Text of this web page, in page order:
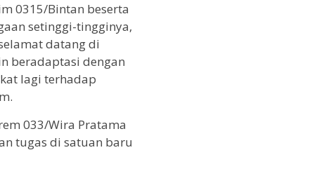
0315/Bintan beserta
setinggi-tingginya,
datang di
beradaptasi dengan
lagi terhadap
033/Wira Pratama
tugas di satuan baru